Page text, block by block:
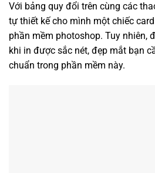
Với bảng quy đổi trên cùng các
tự thiết kế cho mình một chiếc
phần mềm photoshop. Tuy nhiên,
khi in được sắc nét, đẹp mắt bạn
chuẩn trong phần mềm này.